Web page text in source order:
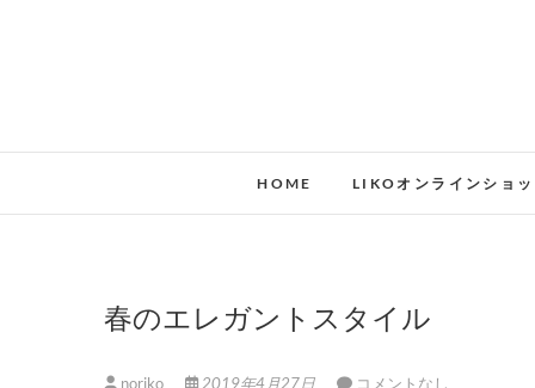
HOME LIKOオンラインショ
春のエレガントスタイル
noriko 2019年4月27日 コメントなし